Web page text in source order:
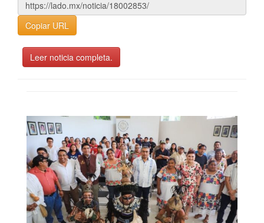
Copiar URL
Leer noticia completa.